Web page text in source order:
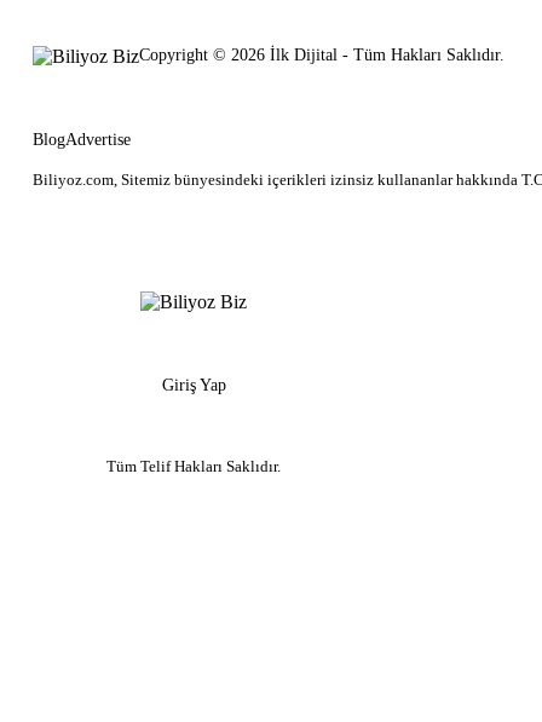
Copyright © 2026 İlk Dijital - Tüm Hakları Saklıdır.
BlogAdvertise
Biliyoz.com, Sitemiz bünyesindeki içerikleri izinsiz kullananlar hakkında
Giriş Yap
Tüm Telif Hakları Saklıdır.